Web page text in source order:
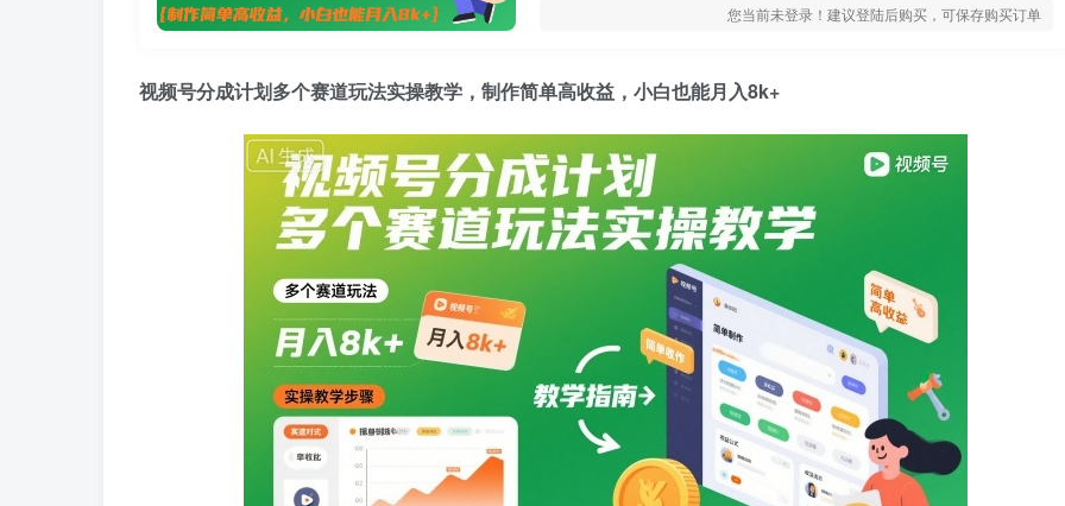
您当前未登录！建议登陆后购买，可保存购买订单
视频号分成计划多个赛道玩法实操教学，制作简单高收益，小白也能月入8k+